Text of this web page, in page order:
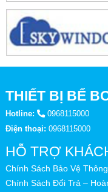
THIẾT BỊ BỂ
Hotline:
0968115000
Điện thoại: 0968115000
HỖ TRỢ
Chính Sách Bảo Vệ
Chính Sách Đổi Trả –